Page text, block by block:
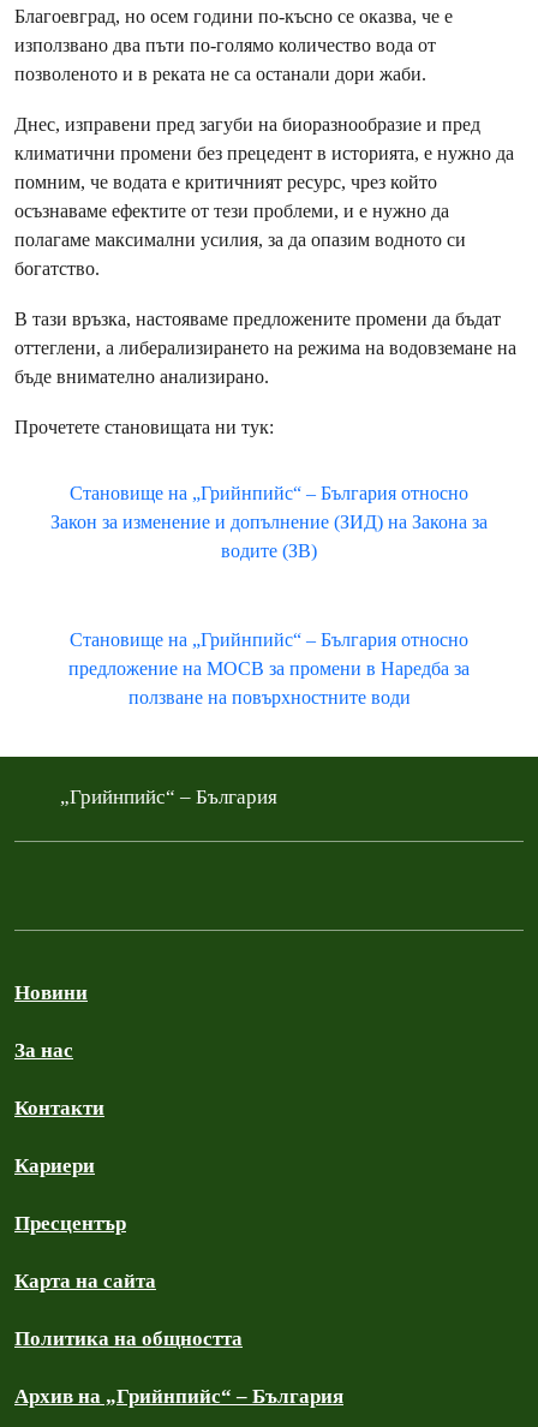
Благоевград, но осем години по-късно се оказва, че е
използвано два пъти по-голямо количество вода от
позволеното и в реката не са останали дори жаби.
Днес, изправени пред загуби на биоразнообразие и пред
климатични промени без прецедент в историята, е нужно да
помним, че водата е критичният ресурс, чрез който
осъзнаваме ефектите от тези проблеми, и е нужно да
полагаме максимални усилия, за да опазим водното си
богатство.
В тази връзка, настояваме предложените промени да бъдат
оттеглени, а либерализирането на режима на водовземане на
бъде внимателно анализирано.
Прочетете становищата ни тук:
Становище на „Грийнпийс“ – България относно
Закон за изменение и допълнение (ЗИД) на Закона за
водите (ЗВ)
Становище на „Грийнпийс“ – България относно
предложение на МОСВ за промени в Наредба за
ползване на повърхностните води
„Грийнпийс“ – България
Новини
За нас
Контакти
Кариери
Пресцентър
Карта на сайта
Политика на общността
Архив на „Грийнпийс“ – България